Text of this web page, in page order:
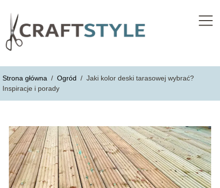
Strona główna / Ogród / Jaki kolor deski tarasowej wybrać?
Inspiracje i porady